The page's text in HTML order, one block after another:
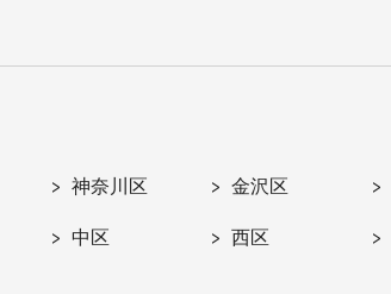
神奈川区 金沢区
中区 西区